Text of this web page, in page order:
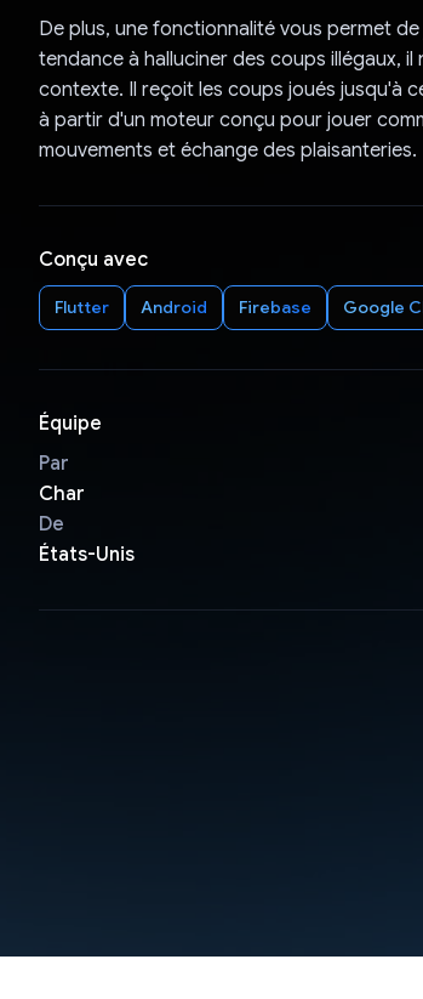
De plus, une fonctionnalité vous permet
tendance à halluciner des coups illégaux,
contexte. Il reçoit les coups joués jusqu'à
à partir d'un moteur conçu pour jouer
mouvements et échange des plaisanteries.
Conçu avec
Flutter Android Firebase Google
Équipe
Par
Char
De
États-Unis